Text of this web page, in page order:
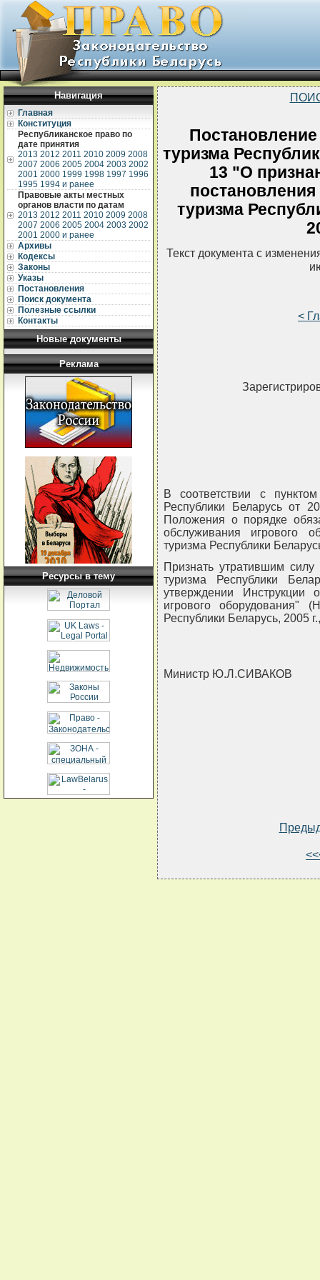
Навигация
Главная
Конституция
Республиканское право по
дате принятия
2013 2012 2011 2010 2009 2008
2007 2006 2005 2004 2003 2002
2001 2000 1999 1998 1997 1996
1995 1994 и ранее
Правовые акты местных
органов власти по датам
2013 2012 2011 2010 2009 2008
2007 2006 2005 2004 2003 2002
2001 2000 и ранее
Архивы
Кодексы
Законы
Указы
Постановления
Поиск документа
Полезные ссылки
Контакты
Новые документы
Реклама
Ресурсы в тему
туризма
13 "О
туризма
Текст документа с
<
В соответствии с
Республики Беларусь от
Положения о порядке
обслуживания игрового
туризма Республики
Признать утратившим
туризма Республики
утверждении Инструкции
игрового оборудования"
Республики Беларусь, 2005
Министр Ю.Л.СИВАКОВ